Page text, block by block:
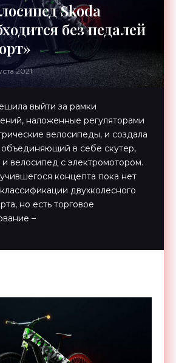
Skoda
без педалей
2021
выйти за рамки
наложенные регуляторами
велосипеды, и создала
объединяющий в себе скутер,
и велосипед с электромотором.
концепта пока нет
двухколесного
но есть торговое
–